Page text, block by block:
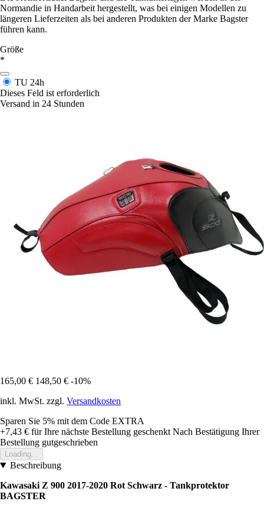
Normandie in Handarbeit hergestellt, was bei einigen Modellen zu
längeren Lieferzeiten als bei anderen Produkten der Marke Bagster
führen kann.
Größe
*
TU 24h
Dieses Feld ist erforderlich
Versand in 24 Stunden
165,00 € 148,50 € -10%
inkl. MwSt. zzgl. Versandkosten
Sparen Sie 5% mit dem Code EXTRA
+7,43 € für Ihre nächste Bestellung geschenkt Nach Bestätigung Ihrer
Bestellung gutgeschrieben
Loading...
Beschreibung
Kawasaki Z 900 2017-2020 Rot Schwarz - Tankprotektor
BAGSTER